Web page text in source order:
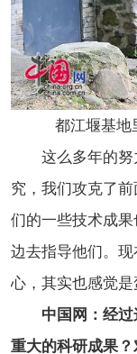
都江堰基地
这么多年的
究，我们攻克了
们的一些技术成
边去指导他们。
心，其实也感觉是
中国网：经
重大的科研成果